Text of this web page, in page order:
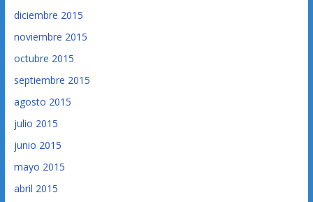
diciembre 2015
noviembre 2015
octubre 2015
septiembre 2015
agosto 2015
julio 2015
junio 2015
mayo 2015
abril 2015